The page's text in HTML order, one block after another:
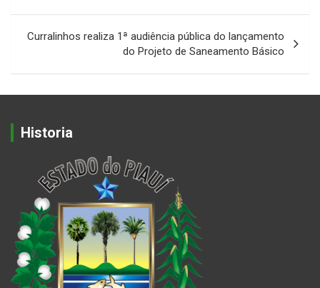
Post
Curralinhos realiza 1ª audiência pública do lançamento
do Projeto de Saneamento Básico
Historia